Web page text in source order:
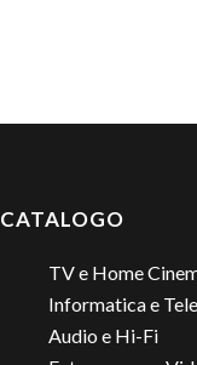
CATALOGO
TV e Home
Informatica e
Audio e Hi-Fi